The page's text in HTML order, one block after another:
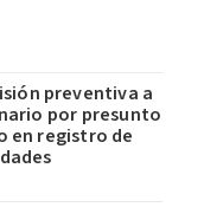
preventiva a
por presunto
en registro de